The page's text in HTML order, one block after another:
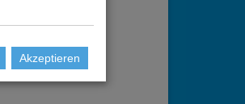
Akzeptieren